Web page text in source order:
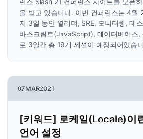
런스 Slash 21 컨퍼런스 사이트를 오픈
을 받고 있습니다. 이번 컨퍼런스는 4월
지 3일 동안 열리며, SRE, 모니터링, 테
바스크립트(JavaScript), 데이터베이스,
로 3일간 총 19개 세션이 예정되어있습
07MAR2021
[키워드] 로케일(Locale)이
언어 설정